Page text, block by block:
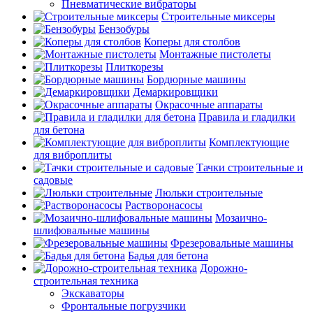
Пневматические вибраторы
Строительные миксеры
Бензобуры
Коперы для столбов
Монтажные пистолеты
Плиткорезы
Бордюрные машины
Демаркировщики
Окрасочные аппараты
Правила и гладилки
для бетона
Комплектующие
для виброплиты
Тачки строительные и
садовые
Люльки строительные
Растворонасосы
Мозаично-
шлифовальные машины
Фрезеровальные машины
Бадья для бетона
Дорожно-
строительная техника
Экскаваторы
Фронтальные погрузчики